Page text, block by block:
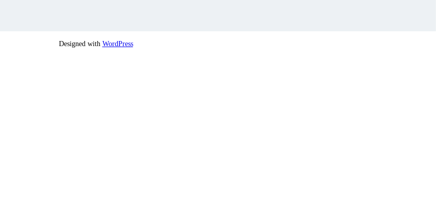
Designed with WordPress